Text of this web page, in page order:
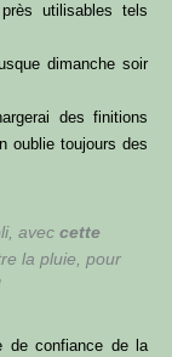
utilisables tels
dimanche soir
des finitions
oublie toujours des
aveccette
la pluie, pour
de confiance de la